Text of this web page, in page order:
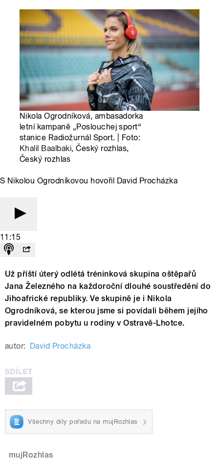
Nikola Ogrodníková, ambasadorka
letní kampaně „Poslouchej sport“
stanice Radiožurnál Sport. | Foto:
Khalil Baalbaki, Český rozhlas,
Český rozhlas
S Nikolou Ogrodníkovou hovořil David Procházka
11:15
Už příští úterý odlétá tréninková skupina oštěpařů
Jana Železného na každoroční dlouhé soustředění do
Jihoafrické republiky. Ve skupině je i Nikola
Ogrodníková, se kterou jsme si povídali během jejího
pravidelném pobytu u rodiny v Ostravě-Lhotce.
autor: David Procházka
Všechny díly pořadu na mujRozhlas
mujRozhlas